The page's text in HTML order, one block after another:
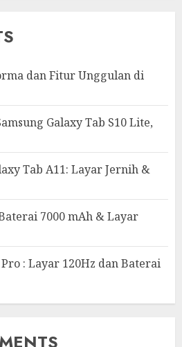
dan Fitur Unggulan di
Galaxy Tab S10 Lite,
Tab A11: Layar Jernih &
7000 mAh & Layar
: Layar 120Hz dan Baterai